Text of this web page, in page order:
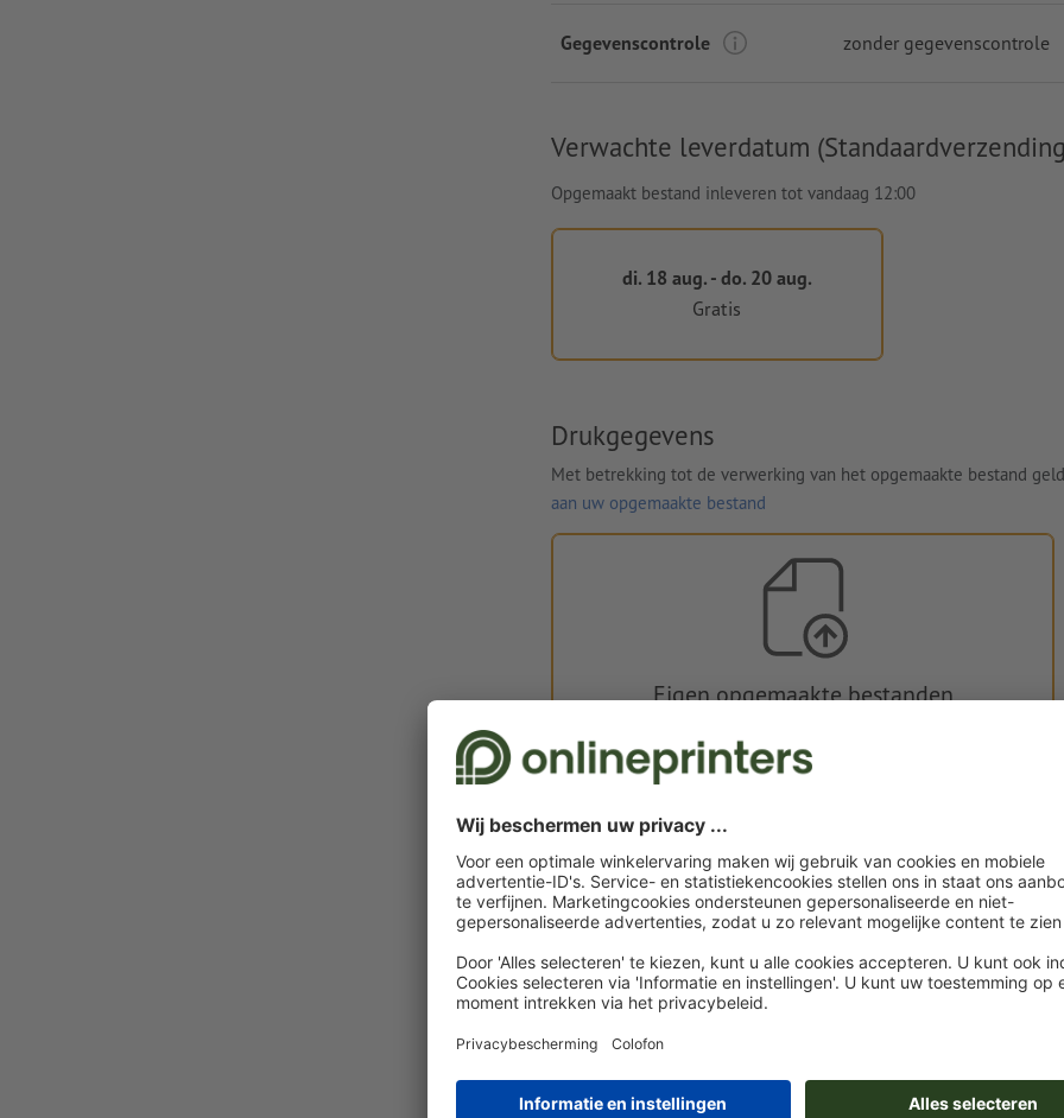
Gegevenscontrole zonder gegevenscontrole
Verwachte leverdatum
Opgemaakt bestand inleveren tot vandaag 12:00
di. 18 aug. - do. 20 aug.
Gratis
Drukgegevens
Met betrekking tot de verwerking van het opgemaakte bestand
aan uw opgemaakte bestand
Eigen opgemaakte bestanden
U kunt uw opgemaakte bestanden vóór of na aankoop
Nu uploaden
Levering circa:
di. 18 aug. - do. 20 aug.